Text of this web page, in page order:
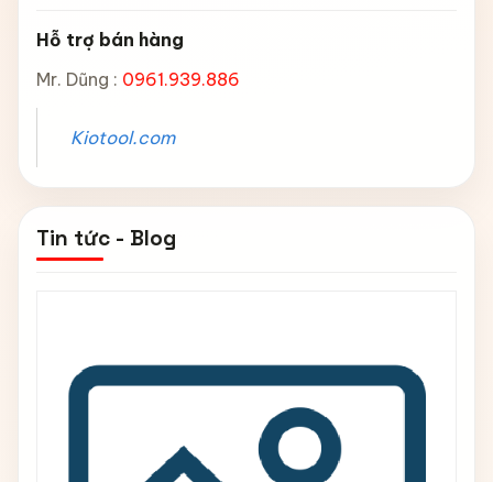
Hỗ trợ bán hàng
Mr. Dũng : 0961.939.886
Kiotool.com
Tin tức - Blog